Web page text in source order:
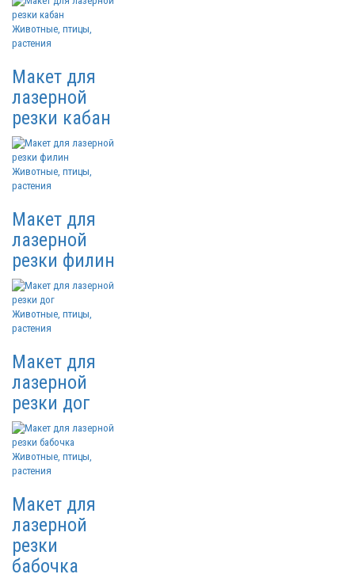
Животные, птицы,
растения
Макет для
лазерной
резки кабан
Животные, птицы,
растения
Макет для
лазерной
резки филин
Животные, птицы,
растения
Макет для
лазерной
резки дог
Животные, птицы,
растения
Макет для
лазерной
резки
бабочка